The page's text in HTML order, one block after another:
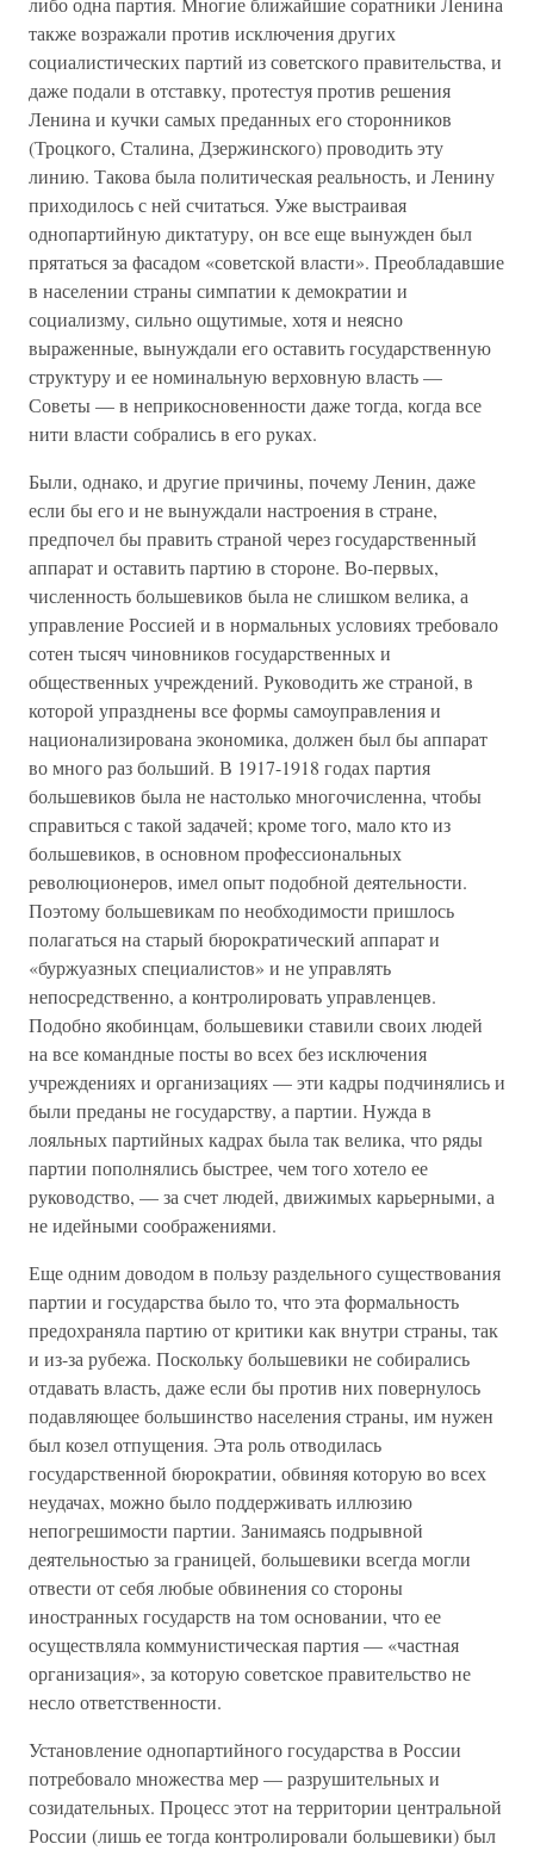
также возражали против исключения других
социалистических партий из советского правительства, и
даже подали в отставку, протестуя против решения
Ленина и кучки самых преданных его сторонников
(Троцкого, Сталина, Дзержинского) проводить эту
линию. Такова была политическая реальность, и Ленину
приходилось с ней считаться. Уже выстраивая
однопартийную диктатуру, он все еще вынужден был
прятаться за фасадом «советской власти». Преобладавшие
в населении страны симпатии к демократии и
социализму, сильно ощутимые, хотя и неясно
выраженные, вынуждали его оставить государственную
структуру и ее номинальную верховную власть —
Советы — в неприкосновенности даже тогда, когда все
нити власти собрались в его руках.
Были, однако, и другие причины, почему Ленин, даже
если бы его и не вынуждали настроения в стране,
предпочел бы править страной через государственный
аппарат и оставить партию в стороне. Во-первых,
численность большевиков была не слишком велика, а
управление Россией и в нормальных условиях требовало
сотен тысяч чиновников государственных и
общественных учреждений. Руководить же страной, в
которой упразднены все формы самоуправления и
национализирована экономика, должен был бы аппарат
во много раз больший. В 1917-1918 годах партия
большевиков была не настолько многочисленна, чтобы
справиться с такой задачей; кроме того, мало кто из
большевиков, в основном профессиональных
революционеров, имел опыт подобной деятельности.
Поэтому большевикам по необходимости пришлось
полагаться на старый бюрократический аппарат и
«буржуазных специалистов» и не управлять
непосредственно, а контролировать управленцев.
Подобно якобинцам, большевики ставили своих людей
на все командные посты во всех без исключения
учреждениях и организациях — эти кадры подчинялись и
были преданы не государству, а партии. Нужда в
лояльных партийных кадрах была так велика, что ряды
партии пополнялись быстрее, чем того хотело ее
руководство, — за счет людей, движимых карьерными, а
не идейными соображениями.
Еще одним доводом в пользу раздельного существования
партии и государства было то, что эта формальность
предохраняла партию от критики как внутри страны, так
и из-за рубежа. Поскольку большевики не собирались
отдавать власть, даже если бы против них повернулось
подавляющее большинство населения страны, им нужен
был козел отпущения. Эта роль отводилась
государственной бюрократии, обвиняя которую во всех
неудачах, можно было поддерживать иллюзию
непогрешимости партии. Занимаясь подрывной
деятельностью за границей, большевики всегда могли
отвести от себя любые обвинения со стороны
иностранных государств на том основании, что ее
осуществляла коммунистическая партия — «частная
организация», за которую советское правительство не
несло ответственности.
Установление однопартийного государства в России
потребовало множества мер — разрушительных и
созидательных. Процесс этот на территории центральной
России (лишь ее тогда контролировали большевики) был